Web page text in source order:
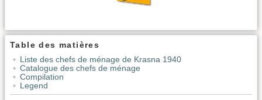
Table des matières
Liste des chefs de ménage de Krasna 1940
Catalogue des chefs de ménage
Compilation
Legend